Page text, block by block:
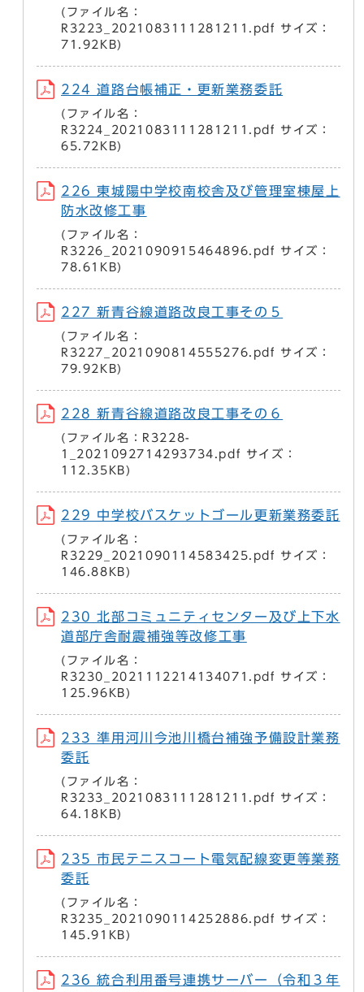
(ファイル名：
R3223_2021083111281211.pdf サイズ：
71.92KB)
224 道路台帳補正・更新業務委託
(ファイル名：
R3224_2021083111281211.pdf サイズ：
65.72KB)
226 東城陽中学校南校舎及び管理室棟屋上
防水改修工事
(ファイル名：
R3226_2021090915464896.pdf サイズ：
78.61KB)
227 新青谷線道路改良工事その５
(ファイル名：
R3227_2021090814555276.pdf サイズ：
79.92KB)
228 新青谷線道路改良工事その６
(ファイル名：R3228-
1_2021092714293734.pdf サイズ：
112.35KB)
229 中学校バスケットゴール更新業務委託
(ファイル名：
R3229_2021090114583425.pdf サイズ：
146.88KB)
230 北部コミュニティセンター及び上下水
道部庁舎耐震補強等改修工事
(ファイル名：
R3230_2021112214134071.pdf サイズ：
125.96KB)
233 準用河川今池川橋台補強予備設計業務
委託
(ファイル名：
R3233_2021083111281211.pdf サイズ：
64.18KB)
235 市民テニスコート電気配線変更等業務
委託
(ファイル名：
R3235_2021090114252886.pdf サイズ：
145.91KB)
236 統合利用番号連携サーバー（令和３年